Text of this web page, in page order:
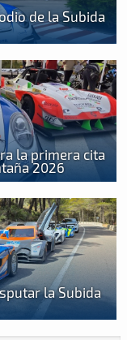
de la Subida
la primera cita
2026
la Subida